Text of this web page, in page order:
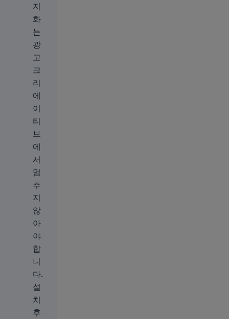
지
화
는
광
고
크
리
에
이
티
브
에
서
멈
추
지
않
아
야
합
니
다.
설
치
후